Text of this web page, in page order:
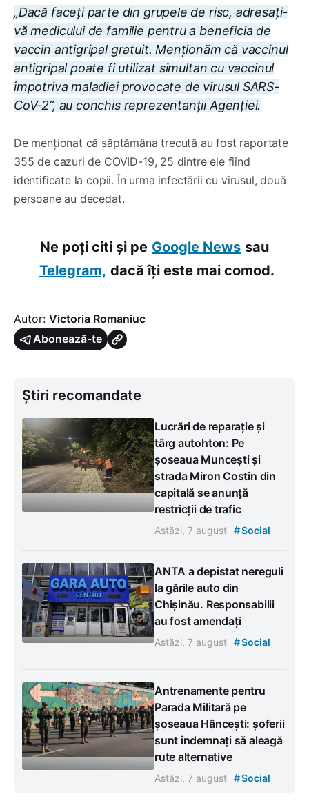
„Dacă faceți parte din grupele de risc, adresați-
vă medicului de familie pentru a beneficia de
vaccin antigripal gratuit. Menționăm că vaccinul
antigripal poate fi utilizat simultan cu vaccinul
împotriva maladiei provocate de virusul SARS-
CoV-2”, au conchis reprezentanții Agenției.
De menționat că săptămâna trecută au fost raportate
355 de cazuri de COVID-19, 25 dintre ele fiind
identificate la copii. În urma infectării cu virusul, două
persoane au decedat.
Ne poți citi și pe Google News sau
Telegram, dacă îți este mai comod.
Autor: Victoria Romaniuc
Abonează-te
Știri recomandate
Lucrări de reparație și
târg autohton: Pe
șoseaua Muncești și
strada Miron Costin din
capitală se anunță
restricții de trafic
Astăzi, 7 august #Social
ANTA a depistat nereguli
la gările auto din
Chișinău. Responsabilii
au fost amendați
Astăzi, 7 august #Social
Antrenamente pentru
Parada Militară pe
șoseaua Hâncești: șoferii
sunt îndemnați să aleagă
rute alternative
Astăzi, 7 august #Social